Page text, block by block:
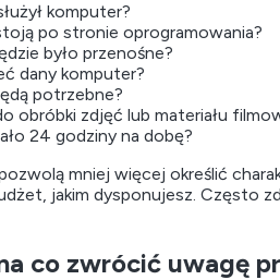
komputer?
po stronie oprogramowania?
było przenośne?
dany komputer?
potrzebne?
obróbki zdjęć lub materiału
24 godziny na dobę?
mniej więcej określić
jakim dysponujesz. Często
co zwrócić uwagę